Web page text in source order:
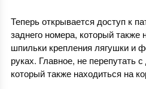
Теперь открывается доступ к
заднего номера, который
шпильки крепления лягушки и
руках. Главное, не перепутать
который также находиться на